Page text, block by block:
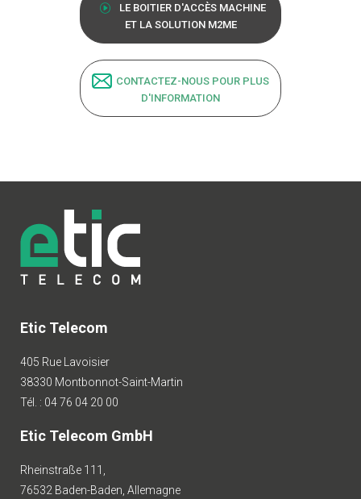
LE BOITIER D'ACCÈS MACHINE
ET LA SOLUTION M2ME
CONTACTEZ-NOUS POUR PLUS
D'INFORMATION
Etic Telecom
405 Rue Lavoisier
38330 Montbonnot-Saint-Martin
Tél. : 04 76 04 20 00
Etic Telecom GmbH
Rheinstraße 111,
76532 Baden-Baden, Allemagne